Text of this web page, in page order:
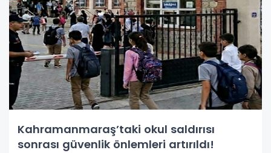
Kahramanmaraş’taki okul saldırısı
sonrası güvenlik önlemleri artırıldı!